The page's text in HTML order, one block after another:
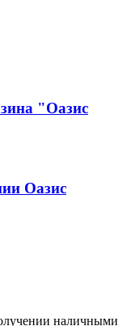
"Оазис
Оазис
наличными